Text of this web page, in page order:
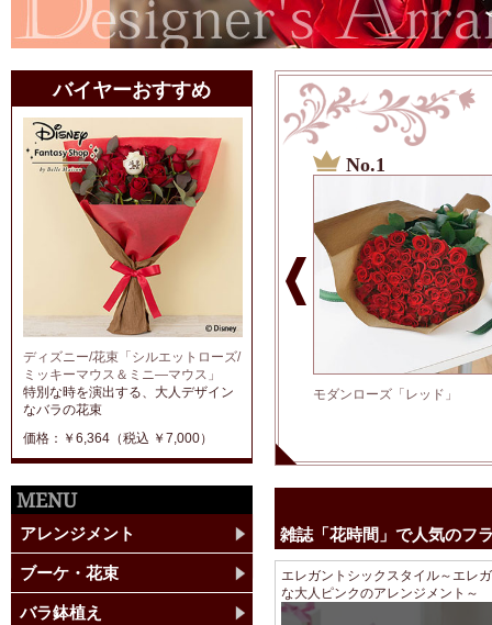
バイヤーおすすめ
ディズニー/花束「シルエットローズ/
ミッキーマウス＆ミニ―マウス」
特別な時を演出する、大人デザイン
なバラの花束
価格：￥6,364（税込 ￥7,000）
MENU
アレンジメント
ブーケ・花束
バラ鉢植え
ックス・ピン
No.5
モダンローズ「ベビーピンク」
No.1
モダンローズ「レッド」
雑誌「花時間」で人気のフ
エレガントシックスタイル～エレ
な大人ピンクのアレンジメント～